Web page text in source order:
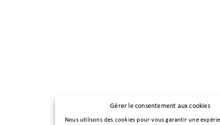
Gérer le consentement aux cookies
Nous utilisons des cookies pour vous garantir une